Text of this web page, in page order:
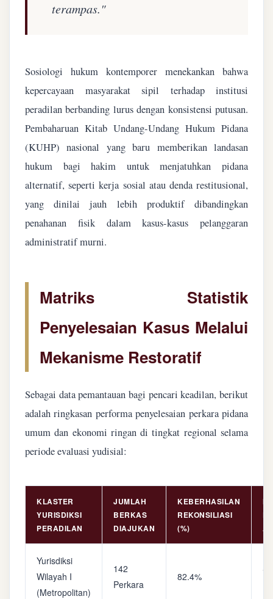
terampas."
Sosiologi hukum kontemporer menekankan bahwa
kepercayaan masyarakat sipil terhadap institusi
peradilan berbanding lurus dengan konsistensi putusan.
Pembaharuan Kitab Undang-Undang Hukum Pidana
(KUHP) nasional yang baru memberikan landasan
hukum bagi hakim untuk menjatuhkan pidana
alternatif, seperti kerja sosial atau denda restitusional,
yang dinilai jauh lebih produktif dibandingkan
penahanan fisik dalam kasus-kasus pelanggaran
administratif murni.
Matriks Statistik
Penyelesaian Kasus Melalui
Mekanisme Restoratif
Sebagai data pemantauan bagi pencari keadilan, berikut
adalah ringkasan performa penyelesaian perkara pidana
umum dan ekonomi ringan di tingkat regional selama
periode evaluasi yudisial:
KLASTER
YURISDIKSI
PERADILAN
JUMLAH
BERKAS
DIAJUKAN
KEBERHASILAN
REKONSILIASI
(%)
Yurisdiksi
Wilayah I
(Metropolitan)
142
Perkara
82.4%